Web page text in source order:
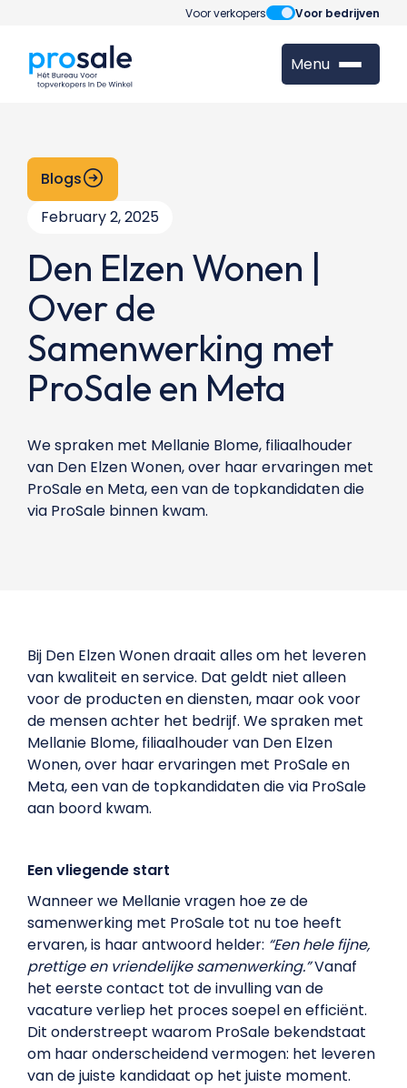
Voor verkopers Voor bedrijven
Menu
Blogs
February 2, 2025
Den Elzen Wonen |
Over de
Samenwerking met
ProSale en Meta
We spraken met Mellanie Blome, filiaalhouder
van Den Elzen Wonen, over haar ervaringen met
ProSale en Meta, een van de topkandidaten die
via ProSale binnen kwam.
Bij Den Elzen Wonen draait alles om het leveren
van kwaliteit en service. Dat geldt niet alleen
voor de producten en diensten, maar ook voor
de mensen achter het bedrijf. We spraken met
Mellanie Blome, filiaalhouder van Den Elzen
Wonen, over haar ervaringen met ProSale en
Meta, een van de topkandidaten die via ProSale
aan boord kwam.
Een vliegende start
Wanneer we Mellanie vragen hoe ze de
samenwerking met ProSale tot nu toe heeft
ervaren, is haar antwoord helder: “Een hele fijne,
prettige en vriendelijke samenwerking.”Vanaf
het eerste contact tot de invulling van de
vacature verliep het proces soepel en efficiënt.
Dit onderstreept waarom ProSale bekendstaat
om haar onderscheidend vermogen: het leveren
van de juiste kandidaat op het juiste moment.